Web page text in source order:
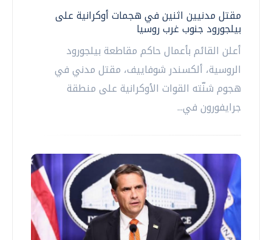
مقتل مدنيين اثنين في هجمات أوكرانية على
بيلجورود جنوب غرب روسيا
أعلن القائم بأعمال حاكم مقاطعة بيلجورود
الروسية، ألكسندر شوفاييف، مقتل مدني في
هجوم شنّته القوات الأوكرانية على منطقة
جرايفورون في...